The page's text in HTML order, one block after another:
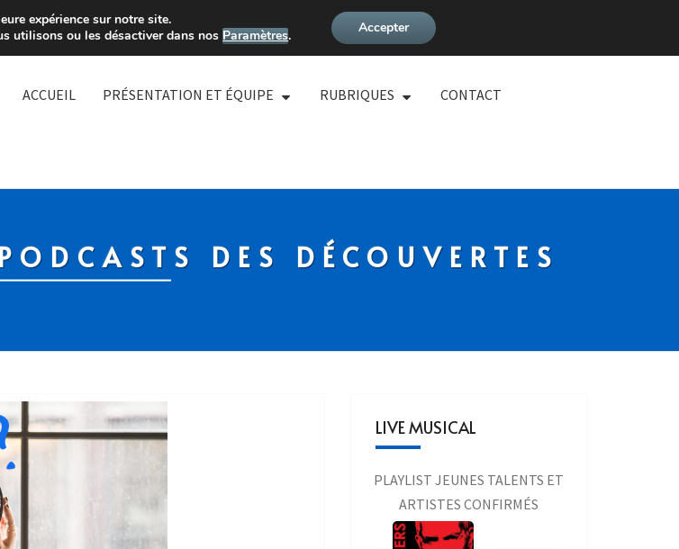
ACCUEIL PRÉSENTATION ET ÉQUIPE RUBRIQUES CONTACT
DES DÉCOUVERTES
LIVE MUSICAL
PLAYLIST JEUNES TALENTS ET
ARTISTES CONFIRMÉS
expérience sur notre site.
utilisons ou les désactiver dans nosParamètres. Accepter